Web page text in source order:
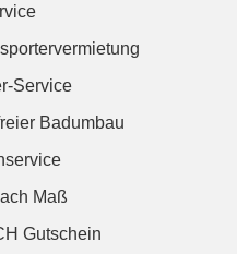
Service
Badumbau
Maß
Gutschein